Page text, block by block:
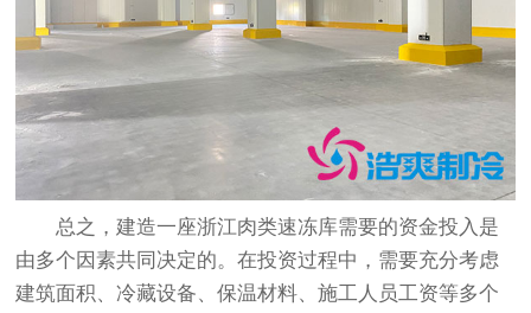
总之，建造一座浙江肉类速冻库需要的资金投入是
由多个因素共同决定的。在投资过程中，需要充分考虑
建筑面积、冷藏设备、保温材料、施工人员工资等多个